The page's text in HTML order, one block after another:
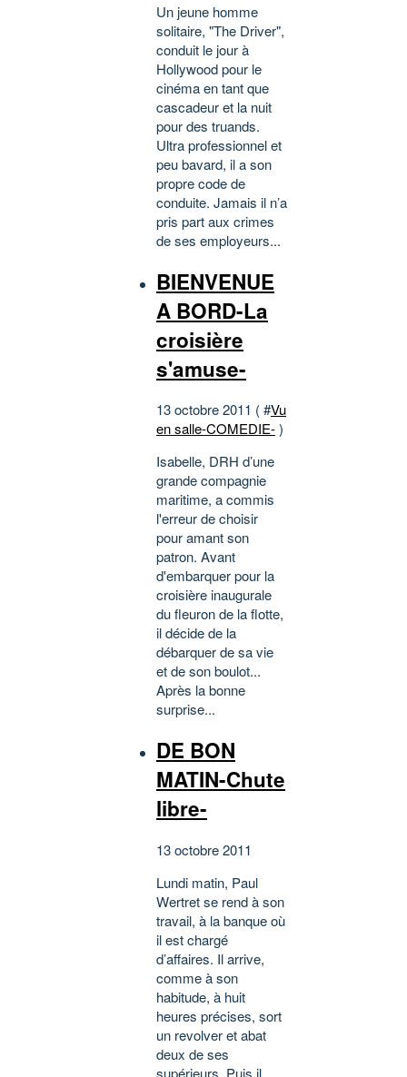
Un jeune homme
solitaire, "The Driver",
conduit le jour à
Hollywood pour le
cinéma en tant que
cascadeur et la nuit
pour des truands.
Ultra professionnel et
peu bavard, il a son
propre code de
conduite. Jamais il n’a
pris part aux crimes
de ses employeurs...
BIENVENUE
A BORD-La
croisière
s'amuse-
13 octobre 2011 ( #Vu
en salle-COMEDIE-)
Isabelle, DRH d’une
grande compagnie
maritime, a commis
l'erreur de choisir
pour amant son
patron. Avant
d'embarquer pour la
croisière inaugurale
du fleuron de la flotte,
il décide de la
débarquer de sa vie
et de son boulot...
Après la bonne
surprise...
DE BON
MATIN-Chute
libre-
13 octobre 2011
Lundi matin, Paul
Wertret se rend à son
travail, à la banque où
il est chargé
d’affaires. Il arrive,
comme à son
habitude, à huit
heures précises, sort
un revolver et abat
deux de ses
supérieurs. Puis il